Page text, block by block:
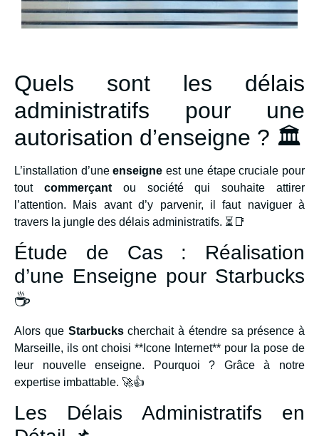
Quels sont les délais
administratifs pour une
autorisation d’enseigne ? 🏛️
L’installation d’uneenseigne est une étape cruciale pour
tout commerçantou société qui souhaite attirer
l’attention. Mais avant d’y parvenir, il faut naviguer à
travers la jungle des délais administratifs. ⏳📑
Étude de Cas : Réalisation
d’une Enseigne pour Starbucks
☕
Alors que Starbuckscherchait à étendre sa présence à
Marseille, ils ont choisi **Icone Internet** pour la pose de
leur nouvelle enseigne. Pourquoi ? Grâce à notre
expertise imbattable. 🚀👍
Les Délais Administratifs en